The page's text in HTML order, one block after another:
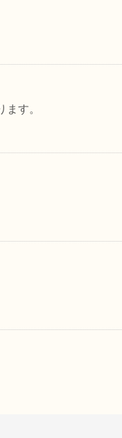
す。